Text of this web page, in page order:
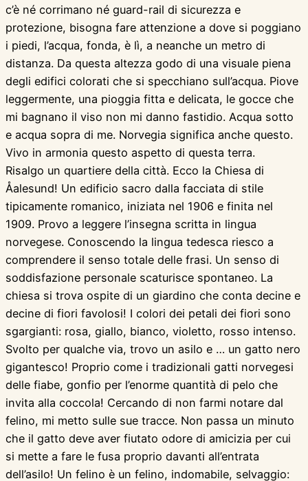
c’è né corrimano né guard-rail di sicurezza e
protezione, bisogna fare attenzione a dove si poggiano
i piedi, l’acqua, fonda, è lì, a neanche un metro di
distanza. Da questa altezza godo di una visuale piena
degli edifici colorati che si specchiano sull’acqua. Piove
leggermente, una pioggia fitta e delicata, le gocce che
mi bagnano il viso non mi danno fastidio. Acqua sotto
e acqua sopra di me. Norvegia significa anche questo.
Vivo in armonia questo aspetto di questa terra.
Risalgo un quartiere della città. Ecco la Chiesa di
Åalesund! Un edificio sacro dalla facciata di stile
tipicamente romanico, iniziata nel 1906 e finita nel
1909. Provo a leggere l’insegna scritta in lingua
norvegese. Conoscendo la lingua tedesca riesco a
comprendere il senso totale delle frasi. Un senso di
soddisfazione personale scaturisce spontaneo. La
chiesa si trova ospite di un giardino che conta decine e
decine di fiori favolosi! I colori dei petali dei fiori sono
sgargianti: rosa, giallo, bianco, violetto, rosso intenso.
Svolto per qualche via, trovo un asilo e … un gatto nero
gigantesco! Proprio come i tradizionali gatti norvegesi
delle fiabe, gonfio per l’enorme quantità di pelo che
invita alla coccola! Cercando di non farmi notare dal
felino, mi metto sulle sue tracce. Non passa un minuto
che il gatto deve aver fiutato odore di amicizia per cui
si mette a fare le fusa proprio davanti all’entrata
dell’asilo! Un felino è un felino, indomabile, selvaggio: